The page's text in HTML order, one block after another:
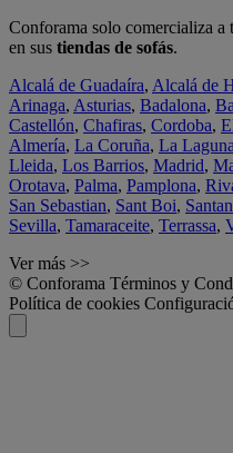
Conforama solo comercializa a
en sus tiendas de sofás.
Alcalá de Guadaíra, Alcalá de
Arinaga, Asturias, Badalona,
Castellón, Chafiras, Cordoba,
Almería, La Coruña, La Laguna
Lleida, Los Barrios, Madrid,
Orotava, Palma, Pamplona,
San Sebastian, Sant Boi,
Sevilla, Tamaraceite, Terrassa,
Ver más >>
© Conforama Términos y
Política de cookies